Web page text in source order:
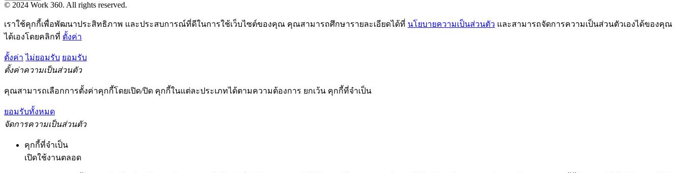
© 2024 Work 360. All rights reserved.
เราใช้คุกกี้เพื่อพัฒนาประสิทธิภาพ และประสบการณ์ที่ดีในการใช้เว็บไซต์ของคุณ คุณสามารถศึกษารายละเอียดได้ที่ นโยบายความเป็นส่วนตัว และสามารถจัดการความเป็นส่วนตัวเองได้ของคุณ
ได้เองโดยคลิกที่ ตั้งค่า
ตั้งค่า ไม่ยอมรับ ยอมรับ
ตั้งค่าความเป็นส่วนตัว
คุณสามารถเลือกการตั้งค่าคุกกี้โดยเปิด/ปิด คุกกี้ในแต่ละประเภทได้ตามความต้องการ ยกเว้น คุกกี้ที่จำเป็น
ยอมรับทั้งหมด
จัดการความเป็นส่วนตัว
คุกกี้ที่จำเป็น
เปิดใช้งานตลอด